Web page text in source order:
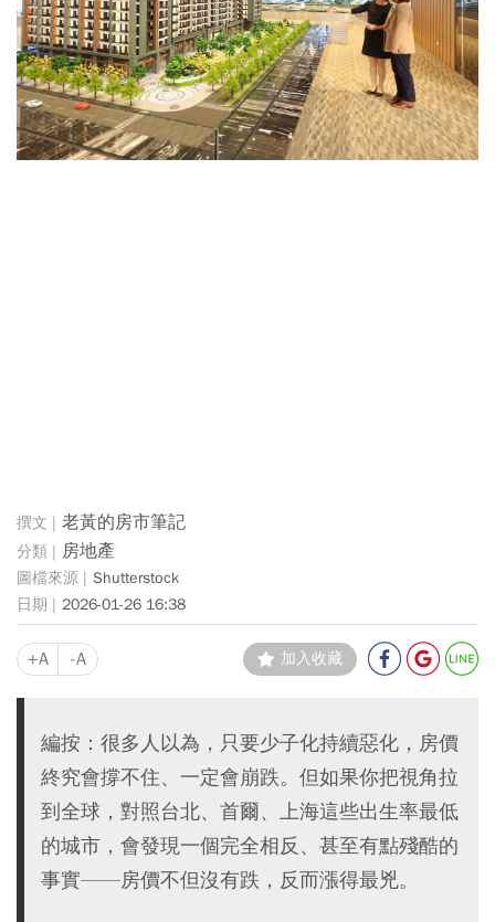
老黃的房市筆記
房地產
Shutterstock
2026-01-26 16:38
+A -A 加入收藏
編按：很多人以為，只要少子化持續惡化，房價
終究會撐不住、一定會崩跌。但如果你把視角拉
到全球，對照台北、首爾、上海這些出生率最低
的城市，會發現一個完全相反、甚至有點殘酷的
事實——房價不但沒有跌，反而漲得最兇。